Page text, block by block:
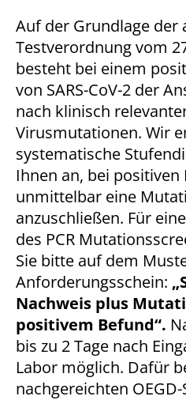
Auf der Grundlage der
Testverordnung vom
besteht bei einem
von SARS-CoV-2 der
nach klinisch
Virusmutationen. Wir
systematische
Ihnen an, bei positiven
unmittelbar eine
anzuschließen. Für
des PCR
Sie bitte auf dem
Anforderungsschein:
Nachweis plus
positivem Befund“.
bis zu 2 Tage nach
Labor möglich. Dafür
nachgereichten OEGD-
Cookie von Matomo für
statistische Daten
Website nutzt.
Cookie Laufzeit:
13 Monate
EXTERNE MEDIEN
Um Inhalte von
Plattformen anzeigen
diesen externen Medien
Vimeo
Google Maps